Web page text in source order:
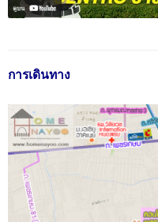
การเดินทาง